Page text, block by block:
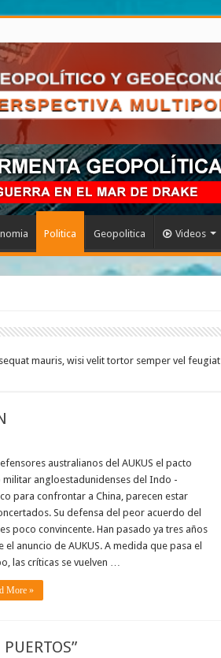
Politica Geopolitica Videos
mauris, wisi velit tortor semper vel feugiat
australianos del AUKUS el pacto
militar angloestadunidenses del Indo -
para confrontar a China, parecen estar
Su defensa del peor acuerdo del
poco convincente. Han pasado ya tres años
el anuncio de AUKUS. A medida que pasa el
las críticas se vuelven …
More »